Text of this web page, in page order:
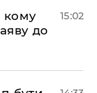
кому
до
15:02